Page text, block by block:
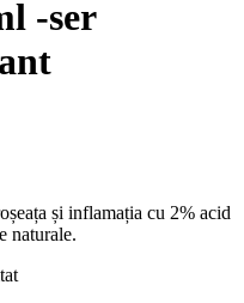
-ser
și inflamația cu 2% acid
naturale.